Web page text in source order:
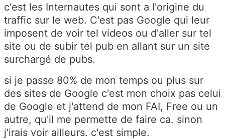
c'est les Internautes qui sont a l'origine du
traffic sur le web. C'est pas Google qui leur
imposent de voir tel videos ou d'aller sur tel
site ou de subir tel pub en allant sur un site
surchargé de pubs.
si je passe 80% de mon temps ou plus sur
des sites de Google c'est mon choix pas celui
de Google et j'attend de mon FAI, Free ou un
autre, qu'il me permette de faire ca. sinon
j'irais voir ailleurs. c'est simple.